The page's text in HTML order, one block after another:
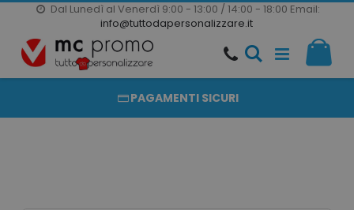
Dal Lunedì al Venerdì 9:00 - 13:00 / 14:00 - 18:00 Email:
info@tuttodapersonalizzare.it
Salta
al
contenuto
20000 PRODOTTI
PRODOTTI COMPLETAMENTE PERSONALIZZABILI
PAGAMENTI SICURI